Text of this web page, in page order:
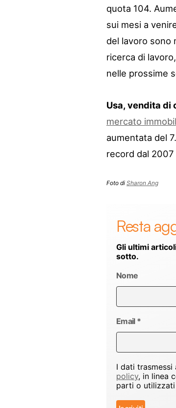
quota 104.
sui mesi a
del lavoro sono
ricerca di
nelle prossime
Usa, vendita di
mercato
aumentata del
record dal 2007
Foto di Sharon Ang
Resta
Gli ultimi
sotto.
Nome
Email *
I dati
policy, in linea
parti o utilizzati